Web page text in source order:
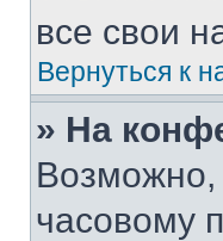
все свои
Вернуться к
» На
Возможно,
часовому